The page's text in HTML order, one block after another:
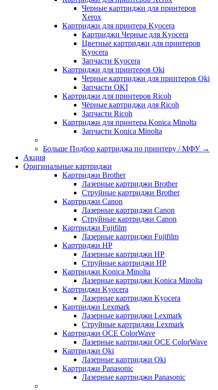
Черные картриджи для принтеров
Xerox
Картриджи для принтера Kyocera
Картриджи Черные для Kyocera
Цветные картриджи для принтеров
Kyocera
Запчасти Kyocera
Картриджи для принтеров Oki
Черные картриджи для принтеров Oki
Запчасти OKI
Картриджи для принтеров Ricoh
Чёрные картриджи для Ricoh
Запчасти Ricoh
Картриджи для принтера Konica Minolta
Запчасти Koniсa Minolta
Больше Подбор картриджа по принтеру / МФУ →
Акция
Оригинальные картриджи
Картриджи Brother
Лазерные картриджи Brother
Струйные картриджи Brother
Картриджи Canon
Лазерные картриджи Canon
Струйные картриджи Canon
Картриджи Fujifilm
Лазерные картриджи Fujifilm
Картриджи HP
Лазерные картриджи HP
Струйные картриджи HP
Картриджи Konica Minolta
Лазерные картриджи Konica Minolta
Картриджи Kyocera
Лазерные картриджи Kyocera
Картриджи Lexmark
Лазерные картриджи Lexmark
Струйные картриджи Lexmark
Картриджи OCE ColorWave
Лазерные картриджи OCE ColorWave
Картриджи Oki
Лазерные картриджи Oki
Картриджи Panasonic
Лазерные картриджи Panasonic